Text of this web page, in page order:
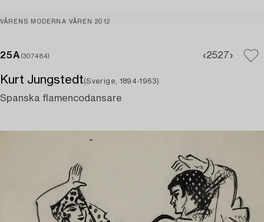
VÅRENS MODERNA VÅREN 2012
25A (307484) 2527
Kurt Jungstedt(Sverige, 1894-1963)
Spanska flamencodansare